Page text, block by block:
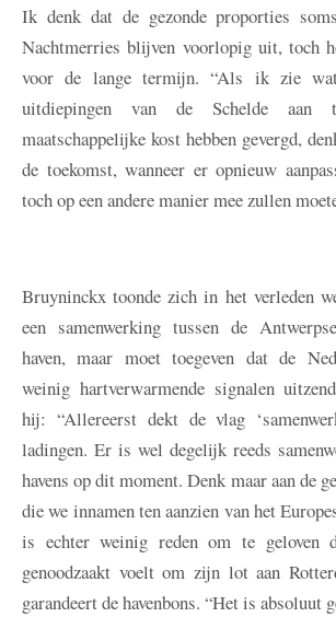
Ik denk dat de gezonde proporties
Nachtmerries blijven voorlopig uit, toch
voor de lange termijn. “Als ik zie
uitdiepingen van de Schelde aan
maatschappelijke kost hebben gevergd,
de toekomst, wanneer er opnieuw
toch op een andere manier mee zullen
Bruyninckx toonde zich in het verleden
een samenwerking tussen de
haven, maar moet toegeven dat de
weinig hartverwarmende signalen
hij: “Allereerst dekt de vlag
ladingen. Er is wel degelijk reeds
havens op dit moment. Denk maar aan de
die we innamen ten aanzien van het
is echter weinig reden om te geloven
genoodzaakt voelt om zijn lot aan
garandeert de havenbons. “Het is absoluut